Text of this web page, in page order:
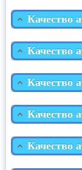
Качество
Качество
Качество
Качество
Качество